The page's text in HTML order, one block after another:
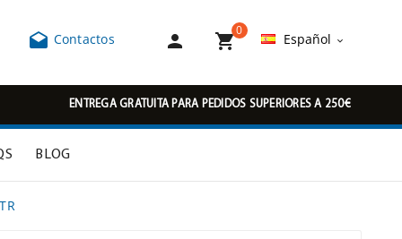
 Contactos  
0
Español 
ENTREGA GRATUITA PARA PEDIDOS SUPERIORES A 250€
BLOG